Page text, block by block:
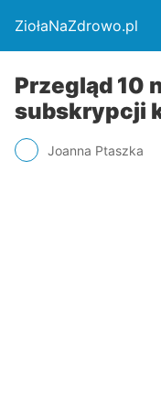
ZiołaNaZdrowo.pl
Przegląd 10
subskrypcji
Joanna Ptaszka